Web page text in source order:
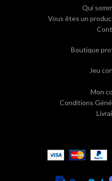
Qui
Vous êtes un
Boutique
Jeu
Mon
Conditions